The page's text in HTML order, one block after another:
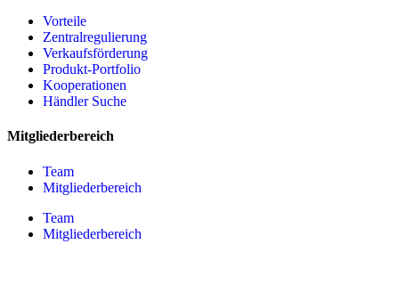
Vorteile
Zentralregulierung
Verkaufsförderung
Produkt-Portfolio
Kooperationen
Händler Suche
Mitgliederbereich
Team
Mitgliederbereich
Team
Mitgliederbereich